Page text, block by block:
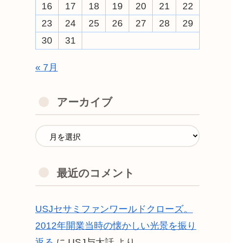
16
17 18 19 20 21
22
23
24 25 26 27 28
29
30
31
« 7月
アーカイブ
最近のコメント
USJセサミファンワールドクローズ。
2012年開業当時の懐かしい光景を振り